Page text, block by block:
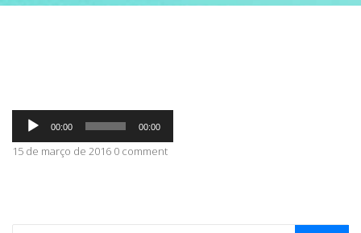
CONTATO
Tocador
áudio
00:00 00:00
15 de março de 2016 0 comment